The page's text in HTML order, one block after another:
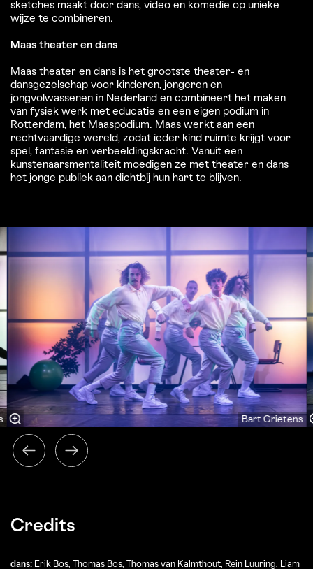
sketches maakt door dans, video en komedie op unieke
wijze te combineren.
Maas theater en dans
Maas theater en dans is het grootste theater- en
dansgezelschap voor kinderen, jongeren en
jongvolwassenen in Nederland en combineert het maken
van fysiek werk met educatie en een eigen podium in
Rotterdam, het Maaspodium. Maas werkt aan een
rechtvaardige wereld, zodat ieder kind ruimte krijgt voor
spel, fantasie en verbeeldingskracht. Vanuit een
kunstenaarsmentaliteit moedigen ze met theater en dans
het jonge publiek aan dichtbij hun hart te blijven.
Overslaan
Bart Grietens
Credits
dans: Erik Bos, Thomas Bos, Thomas van Kalmthout, Rein Luuring, Liam